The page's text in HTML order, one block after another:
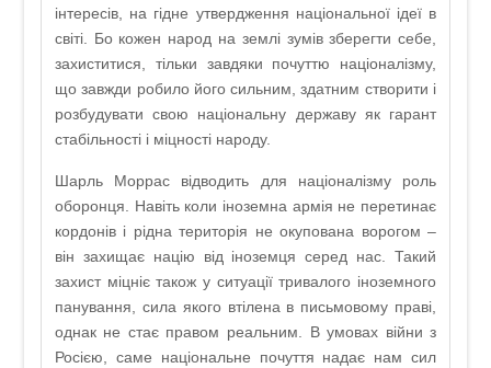
інтересів, на гідне утвердження національної ідеї в
світі. Бо кожен народ на землі зумів зберегти себе,
захиститися, тільки завдяки почуттю націоналізму,
що завжди робило його сильним, здатним створити і
розбудувати свою національну державу як гарант
стабільності і міцності народу.
Шарль Моррас відводить для націоналізму роль
оборонця. Навіть коли іноземна армія не перетинає
кордонів і рідна територія не окупована ворогом –
він захищає націю від іноземця серед нас. Такий
захист міцніє також у ситуації тривалого іноземного
панування, сила якого втілена в письмовому праві,
однак не стає правом реальним. В умовах війни з
Росією, саме національне почуття надає нам сил